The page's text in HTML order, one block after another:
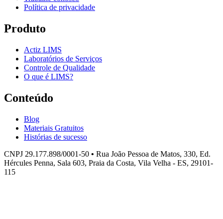
Política de privacidade
Produto
Actiz LIMS
Laboratórios de Serviços
Controle de Qualidade
O que é LIMS?
Conteúdo
Blog
Materiais Gratuitos
Histórias de sucesso
CNPJ 29.177.898/0001-50 • Rua João Pessoa de Matos, 330, Ed.
Hércules Penna, Sala 603, Praia da Costa, Vila Velha - ES, 29101-
115